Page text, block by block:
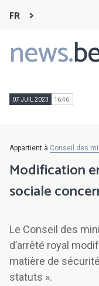
FR
news.
Main
navigation
07 JUIL 2023 16:46
Appartient à Conseil des
Modification
sociale
Le Conseil des
d’arrêté royal
matière de
statuts ».